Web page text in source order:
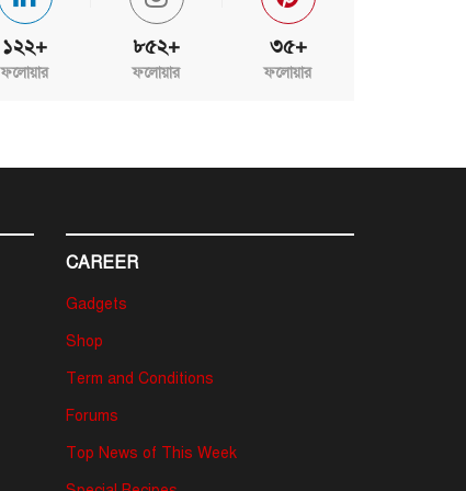
১২২+
ফলোয়ার
৮৫২+
ফলোয়ার
৩৫+
ফলোয়ার
CAREER
Gadgets
Shop
Term and Conditions
Forums
Top News of This Week